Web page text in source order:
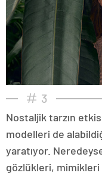
3
Nostaljik tarzın
modelleri de
yaratıyor.
gözlükleri,